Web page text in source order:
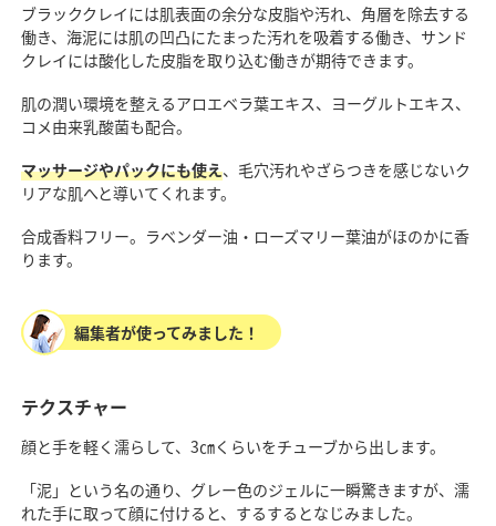
ブラッククレイには肌表面の余分な皮脂や汚れ、角層を除去する
働き、海泥には肌の凹凸にたまった汚れを吸着する働き、サンド
クレイには酸化した皮脂を取り込む働きが期待できます。
肌の潤い環境を整えるアロエベラ葉エキス、ヨーグルトエキス、
コメ由来乳酸菌も配合。
マッサージやパックにも使え、毛穴汚れやざらつきを感じないク
リアな肌へと導いてくれます。
合成香料フリー。ラベンダー油・ローズマリー葉油がほのかに香
ります。
編集者が使ってみました！
テクスチャー
顔と手を軽く濡らして、3㎝くらいをチューブから出します。
「泥」という名の通り、グレー色のジェルに一瞬驚きますが、濡
れた手に取って顔に付けると、するするとなじみました。